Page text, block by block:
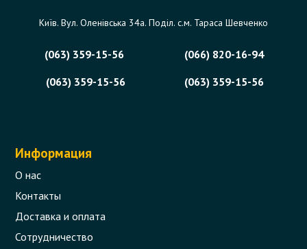
Київ. Вул. Оленівська 34а. Поділ. с.м. Тараса Шевченко
(063) 359-15-56
(066) 820-16-94
(063) 359-15-56
(063) 359-15-56
Информация
О нас
Контакты
Доставка и оплата
Сотрудничество